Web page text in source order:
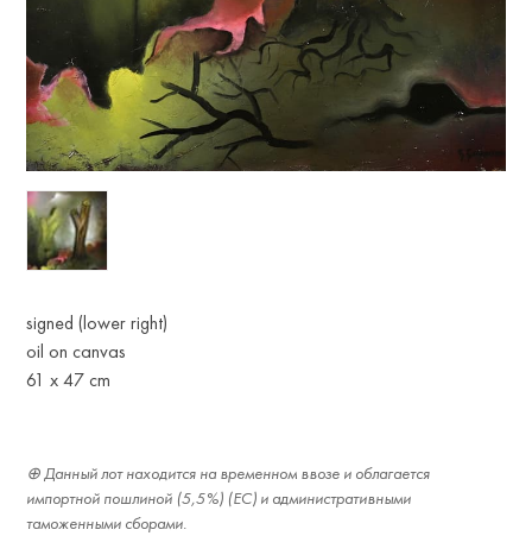
signed (lower right)
oil on canvas
61 x 47 cm
Данный лот находится на временном ввозе и облагается
импортной пошлиной (5,5%) (ЕС) и административными
таможенными сборами.